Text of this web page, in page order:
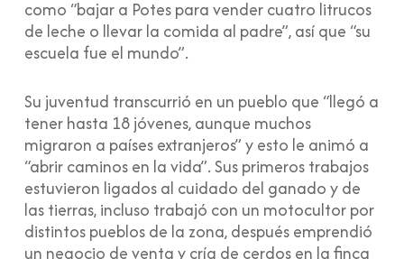
como “bajar a Potes para vender cuatro litrucos
de leche o llevar la comida al padre”, así que “su
escuela fue el mundo”.
Su juventud transcurrió en un pueblo que “llegó a
tener hasta 18 jóvenes, aunque muchos
migraron a países extranjeros” y esto le animó a
“abrir caminos en la vida”. Sus primeros trabajos
estuvieron ligados al cuidado del ganado y de
las tierras, incluso trabajó con un motocultor por
distintos pueblos de la zona, después emprendió
un negocio de venta y cría de cerdos en la finca